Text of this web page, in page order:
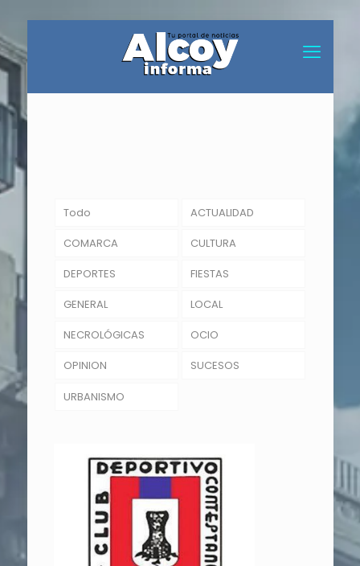
Todo ACTUALIDAD
COMARCA CULTURA
DEPORTES FIESTAS
GENERAL LOCAL
NECROLÓGICAS OCIO
OPINION SUCESOS
URBANISMO